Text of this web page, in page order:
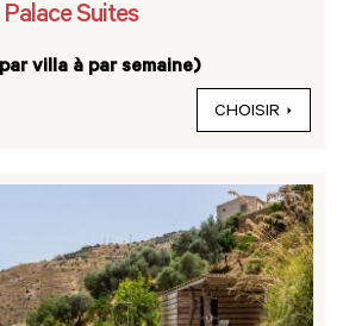
Suites
villa à par semaine)
CHOISIR